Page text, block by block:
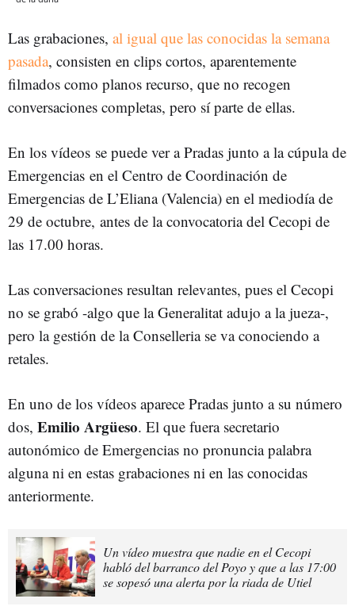
Las grabaciones, al igual que las conocidas la semana
pasada, consisten en clips cortos, aparentemente
filmados como planos recurso, que no recogen
conversaciones completas, pero sí parte de ellas.
En los vídeos se puede ver a Pradas junto a la cúpula de
Emergencias en el Centro de Coordinación de
Emergencias de L’Eliana (Valencia) en el mediodía de
29 de octubre, antes de la convocatoria del Cecopi de
las 17.00 horas.
Las conversaciones resultan relevantes, pues el Cecopi
no se grabó -algo que la Generalitat adujo a la jueza-,
pero la gestión de la Conselleria se va conociendo a
retales.
En uno de los vídeos aparece Pradas junto a su número
dos, Emilio Argüeso. El que fuera secretario
autonómico de Emergencias no pronuncia palabra
alguna ni en estas grabaciones ni en las conocidas
anteriormente.
Un vídeo muestra que nadie en el Cecopi
habló del barranco del Poyo y que a las 17:00
se sopesó una alerta por la riada de Utiel